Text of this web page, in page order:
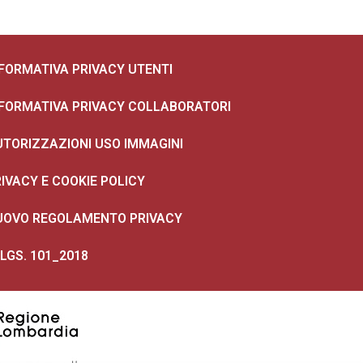
PRIVACY UTENTI
PRIVACY COLLABORATORI
USO IMMAGINI
E COOKIE POLICY
REGOLAMENTO PRIVACY
101_2018